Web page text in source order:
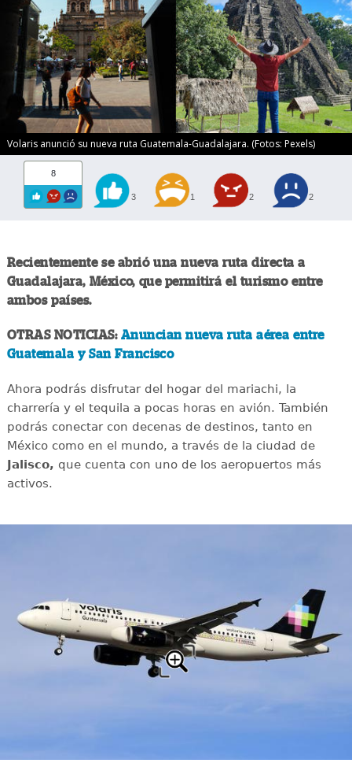
Volaris anunció su nueva ruta Guatemala-Guadalajara. (Fotos: Pexels)
8
3 1 2 2
Recientemente se abrió una nueva ruta directa a
Guadalajara, México, que permitirá el turismo entre
ambos países.
OTRAS NOTICIAS: Anuncian nueva ruta aérea entre
Guatemala y San Francisco
Ahora podrás disfrutar del hogar del mariachi, la
charrería y el tequila a pocas horas en avión. También
podrás conectar con decenas de destinos, tanto en
México como en el mundo, a través de la ciudad de
Jalisco, que cuenta con uno de los aeropuertos más
activos.